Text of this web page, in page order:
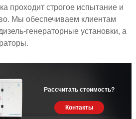
проходит строгое испытание и
Мы обеспечиваем клиентам
генераторные установки, а
Рассчитать стоимость?
Контакты